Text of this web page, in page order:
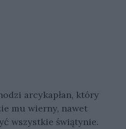
arcykapłan, który
mu wierny, nawet
wszystkie świątynie.